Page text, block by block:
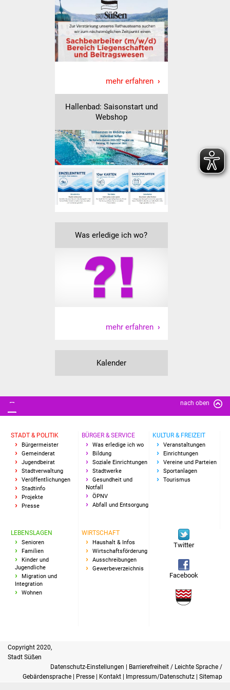
Veranstaltungen
Stadtfest
Ostermarkt
Einrichtungen
Stadtbücherei
Stadtarchiv
Zehntscheuer
Bürgerhaus
Selbsteintrag Vereine
Erlebnisregion
Industriekultur
Lebenslagen
Senioren
Sommerwochen für
Seniorenwohn- und
Pflegeheim
Migration und Integration
mehr erfahren
Hallenbad: Saisonstart und
Webshop
Was erledige ich wo?
mehr erfahren
Kalender
nach oben
STADT & POLITIK
Bürgermeister
Gemeinderat
Jugendbeirat
Stadtverwaltung
Veröffentlichungen
Stadtinfo
Projekte
Presse
BÜRGER & SERVICE
Was erledige ich wo
Bildung
Soziale Einrichtungen
Stadtwerke
Gesundheit und
Notfall
ÖPNV
Abfall und Entsorgung
KULTUR & FREIZEIT
Veranstaltungen
Einrichtungen
Vereine und Parteien
Sportanlagen
Tourismus
LEBENSLAGEN
Senioren
Familien
Kinder und
Jugendliche
Migration und
Integration
Wohnen
WIRTSCHAFT
Haushalt & Infos
Wirtschaftsförderung
Ausschreibungen
Gewerbeverzeichnis
Twitter
Facebook
Copyright 2020,
Stadt Süßen
Datenschutz-Einstellungen
Barrierefreiheit / Leichte Sprache /
Gebärdensprache
Presse Kontakt Impressum/Datenschutz Sitemap